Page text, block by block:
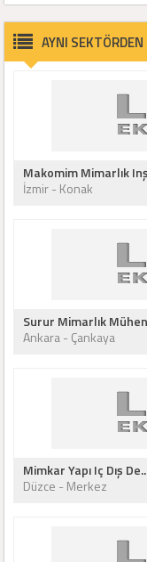
AYNI
Makomim Mimarlık
İzmir - Konak
Surur Mimarlık
Ankara - Çankaya
Mimkar Yapı Iç Dış De..
Düzce - Merkez